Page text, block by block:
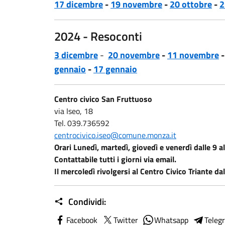
17 dicembre-19 novembre-20 ottobre-
2024 - Resoconti
3 dicembre- 20 novembre-11 novembre
gennaio -17gennaio
Centro civico San Fruttuoso
via Iseo, 18
Tel. 039.736592
centrocivico.iseo@comune.monza.it
Orari Lunedì, martedì, giovedì e venerdì dalle 9
Contattabile tutti i giorni via email.
Il mercoledì rivolgersi al Centro Civico Triante
Condividi:
Facebook Twitter Whatsapp